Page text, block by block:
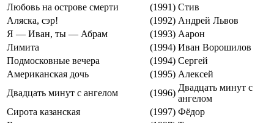
Любовь на острове смерти
(1991) Стив
Аляска, сэр!
(1992) Андрей Львов
Я — Иван, ты — Абрам
(1993) Аарон
Лимита
(1994) Иван Ворошилов
Подмосковные вечера
(1994) Сергей
Американская дочь
(1995) Алексей
Двадцать минут с ангелом
(1996)
Двадцать минут с
ангелом
Сирота казанская
(1997) Фёдор